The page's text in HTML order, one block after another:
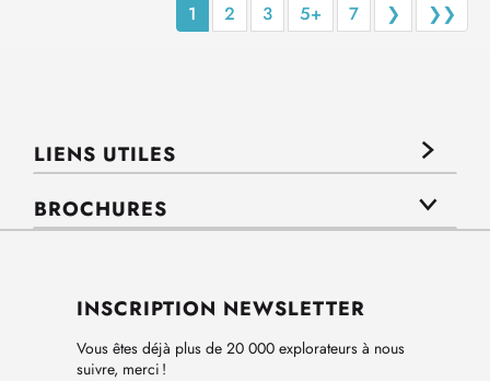
1 2 3 5+ 7 ❯ ❯❯
LIENS UTILES
BROCHURES
INSCRIPTION NEWSLETTER
Vous êtes déjà plus de 20 000 explorateurs à nous
suivre, merci !